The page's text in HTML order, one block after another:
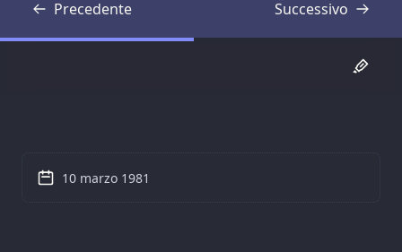
Precedente
Trascrizione Successivo
Trascrizione
10 marzo 1981